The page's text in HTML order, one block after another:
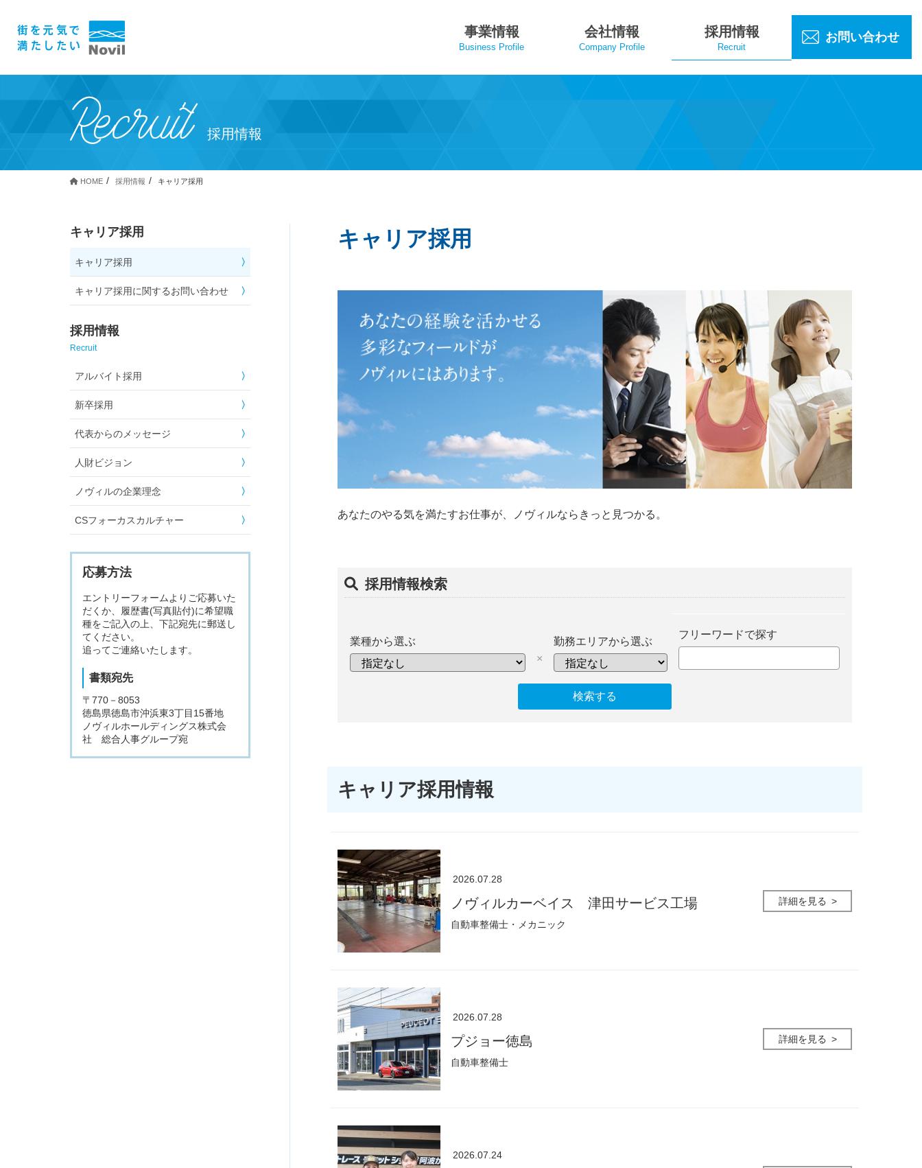
事業情報
Business Profile
会社情報
Company Profile
採用情報
Recruit
お問い合わせ
Recruit 採用情報
HOME 採用情報 キャリア採用
キャリア採用
あなたのやる気を満たすお仕事が、ノヴィルならきっと見つかる。
採用情報検索
業種から選ぶ
×
勤務エリアから選ぶ
フリーワードで探す
キャリア採用情報
2026.07.28
ノヴィルカーベイス 津田サービス工場
自動車整備士・メカニック
詳細を見る
2026.07.28
プジョー徳島
自動車整備士
詳細を見る
2026.07.24
キャリア採用
キャリア採用
キャリア採用に関するお問い合わせ
採用情報
Recruit
アルバイト採用
新卒採用
代表からのメッセージ
人財ビジョン
ノヴィルの企業理念
CSフォーカスカルチャー
応募方法
エントリーフォームよりご応募いた
だくか、履歴書(写真貼付)に希望職
種をご記入の上、下記宛先に郵送し
てください。
追ってご連絡いたします。
書類宛先
〒770－8053
徳島県徳島市沖浜東3丁目15番地
ノヴィルホールディングス株式会
社 総合人事グループ宛